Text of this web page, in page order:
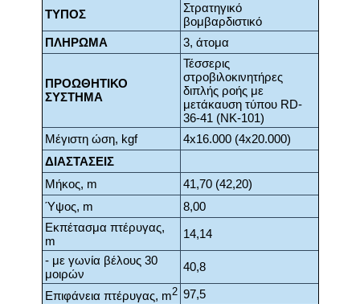
ΤΥΠΟΣ
Στρατηγικό
βομβαρδιστικό
ΠΛΗΡΩΜΑ
3, άτομα
ΠΡΟΩΘΗΤΙΚΟ
ΣΥΣΤΗΜΑ
Τέσσερις
στροβιλοκινητήρες
διπλής ροής με
μετάκαυση τύπου RD-
36-41 (ΝΚ-101)
Μέγιστη ώση, kgf
4x16.000 (4x20.000)
ΔΙΑΣΤΑΣΕΙΣ
Μήκος, m
41,70 (42,20)
Ύψος, m
8,00
Εκπέτασμα πτέρυγας,
m
14,14
- με γωνία βέλους 30
μοιρών
40,8
Επιφάνεια πτέρυγας, m2 97,5